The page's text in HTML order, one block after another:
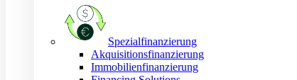
Spezialfinanzierung
Akquisitionsfinanzierung
Immobilienfinanzierung